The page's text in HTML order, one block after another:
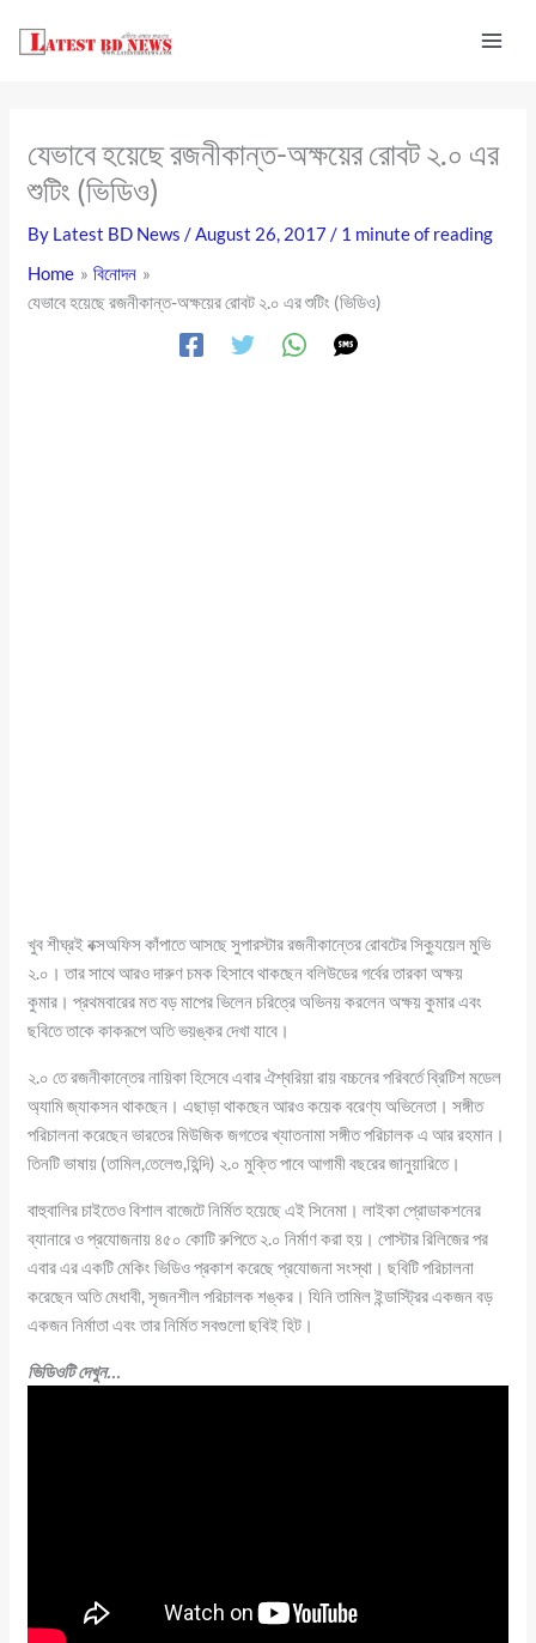
যেভাবে হয়েছে রজনীকান্ত-অক্ষয়ের রোবট ২.০ এর
শুটিং (ভিডিও)
By Latest BD News/August 26, 2017/ 1 minute of reading
Home
বিনোদন
যেভাবে হয়েছে রজনীকান্ত-অক্ষয়ের রোবট ২.০ এর শুটিং (ভিডিও)
খুব শীঘ্রই বক্সঅফিস কাঁপাতে আসছে সুপারস্টার রজনীকান্তের রোবটের সিক্যুয়েল মুভি
২.০। তার সাথে আরও দারুণ চমক হিসাবে থাকছেন বলিউডের গর্বের তারকা অক্ষয়
কুমার। প্রথমবারের মত বড় মাপের ভিলেন চরিত্রে অভিনয় করলেন অক্ষয় কুমার এবং
ছবিতে তাকে কাকরূপে অতি ভয়ঙ্কর দেখা যাবে।
২.০ তে রজনীকান্তের নায়িকা হিসেবে এবার ঐশ্বরিয়া রায় বচ্চনের পরিবর্তে ব্রিটিশ মডেল
অ্যামি জ্যাকসন থাকছেন। এছাড়া থাকছেন আরও কয়েক বরেণ্য অভিনেতা। সঙ্গীত
পরিচালনা করেছেন ভারতের মিউজিক জগতের খ্যাতনামা সঙ্গীত পরিচালক এ আর রহমান।
তিনটি ভাষায় (তামিল,তেলেগু,হিন্দি) ২.০ মুক্তি পাবে আগামী বছরের জানুয়ারিতে।
বাহুবালির চাইতেও বিশাল বাজেটে নির্মিত হয়েছে এই সিনেমা। লাইকা প্রোডাকশনের
ব্যানারে ও প্রযোজনায় ৪৫০ কোটি রুপিতে ২.০ নির্মাণ করা হয়। পোস্টার রিলিজের পর
এবার এর একটি মেকিং ভিডিও প্রকাশ করেছে প্রযোজনা সংস্থা। ছবিটি পরিচালনা
করেছেন অতি মেধাবী, সৃজনশীল পরিচালক শঙ্কর। যিনি তামিল ইন্ডাস্ট্রির একজন বড়
একজন নির্মাতা এবং তার নির্মিত সবগুলো ছবিই হিট।
ভিডিওটি দেখুন…